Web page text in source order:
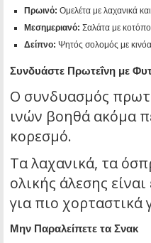
Πρωινό: Ομελέτα με λαχανικά
Μεσημεριανό: Σαλάτα με
Δείπνο: Ψητός σολομός με
Συνδυάστε Πρωτεΐνη με
Ο συνδυασμός
ινών βοηθά ακόμα
κορεσμό.
Τα λαχανικά, τα
ολικής άλεσης είναι
για πιο χορταστικά
Μην Παραλείπετε τα Σνακ